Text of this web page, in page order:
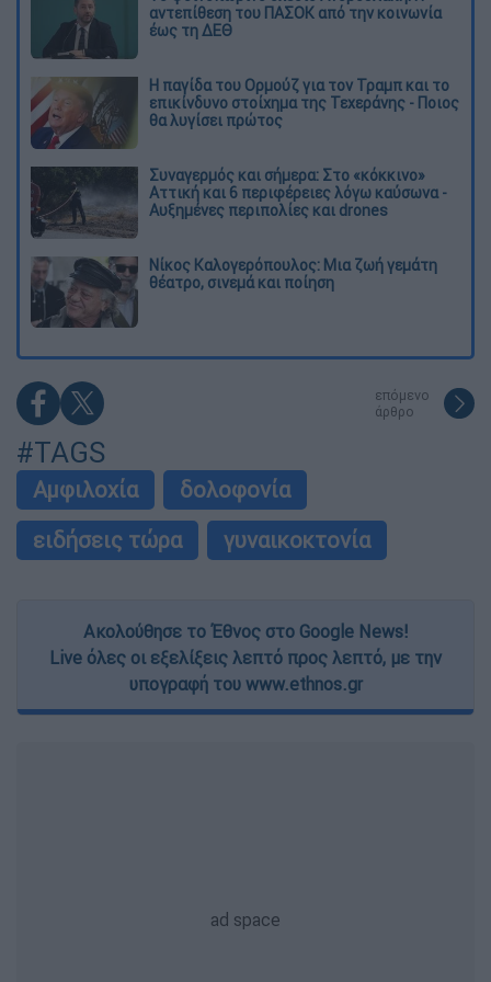
αντεπίθεση του ΠΑΣΟΚ από την κοινωνία
έως τη ΔΕΘ
Η παγίδα του Ορμούζ για τον Τραμπ και το
επικίνδυνο στοίχημα της Τεχεράνης - Ποιος
θα λυγίσει πρώτος
Συναγερμός και σήμερα: Στο «κόκκινο»
Αττική και 6 περιφέρειες λόγω καύσωνα -
Αυξημένες περιπολίες και drones
Νίκος Καλογερόπουλος: Μια ζωή γεμάτη
θέατρο, σινεμά και ποίηση
επόμενο
άρθρο
#TAGS
Αμφιλοχία
δολοφονία
ειδήσεις τώρα
γυναικοκτονία
Ακολούθησε το Έθνος στο Google News!
Live όλες οι εξελίξεις λεπτό προς λεπτό, με την
υπογραφή του www.ethnos.gr